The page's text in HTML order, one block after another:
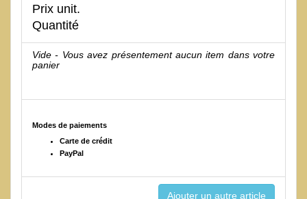
Prix unit.
Quantité
Vide - Vous avez présentement aucun item dans votre
panier
Modes de paiements
Carte de crédit
PayPal